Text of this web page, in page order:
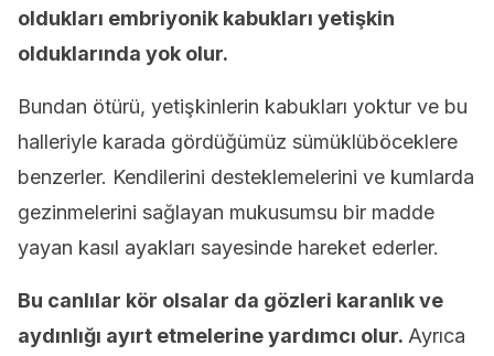
oldukları embriyonik kabukları yetişkin
olduklarında yok olur.
Bundan ötürü, yetişkinlerin kabukları yoktur ve bu
halleriyle karada gördüğümüz sümüklüböceklere
benzerler. Kendilerini desteklemelerini ve kumlarda
gezinmelerini sağlayan mukusumsu bir madde
yayan kasıl ayakları sayesinde hareket ederler.
Bu canlılar kör olsalar da gözleri karanlık ve
aydınlığı ayırt etmelerine yardımcı olur. Ayrıca